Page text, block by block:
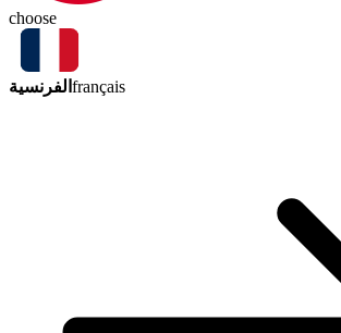
choose
الفرنسية français